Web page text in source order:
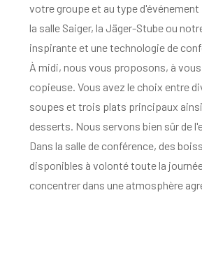
votre groupe et au type d'événement
la salle Saiger, la Jäger-Stube ou
inspirante et une technologie de
À midi, nous vous proposons, à
copieuse. Vous avez le choix entre
soupes et trois plats principaux
desserts. Nous servons bien sûr de
Dans la salle de conférence, des
disponibles à volonté toute la
concentrer dans une atmosphère